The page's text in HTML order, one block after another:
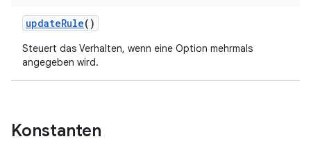
updateRule()
Steuert das Verhalten, wenn eine Option mehrmals
angegeben wird.
Konstanten